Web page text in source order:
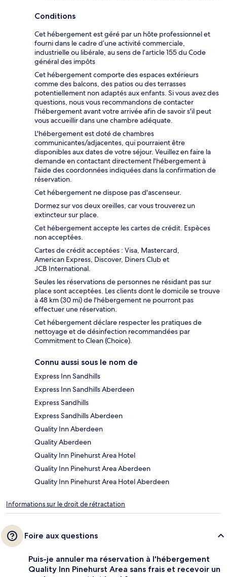
Conditions
Cet hébergement est géré par un hôte professionnel et
fourni dans le cadre d’une activité commerciale,
industrielle ou libérale, au sens de l’article 155 du Code
général des impôts
Cet hébergement comporte des espaces extérieurs
comme des balcons, des patios ou des terrasses
potentiellement non adaptés aux enfants. Si vous avez des
questions, nous vous recommandons de contacter
l'hébergement avant votre arrivée afin de savoir s'il peut
vous accueillir dans une chambre adéquate.
L'hébergement est doté de chambres
communicantes/adjacentes, qui pourraient être
disponibles aux dates de votre séjour. Veuillez en faire la
demande en contactant directement l'hébergement à
l'aide des coordonnées indiquées dans la confirmation de
réservation.
Cet hébergement ne dispose pas d'ascenseur.
Dormez sur vos deux oreilles, car vous trouverez un
extincteur sur place.
Cet hébergement accepte les cartes de crédit. Espèces
non acceptées.
Cartes de crédit acceptées : Visa, Mastercard,
American Express, Discover, Diners Club et
JCB International.
Seules les réservations de personnes ne résidant pas sur
place sont acceptées. Les clients dont le domicile se trouve
à 48 km (30 mi) de l'hébergement ne pourront pas
effectuer une réservation.
Cet hébergement déclare respecter les pratiques de
nettoyage et de désinfection recommandées par
Commitment to Clean (Choice).
Connu aussi sous le nom de
Express Inn Sandhills
Express Inn Sandhills Aberdeen
Express Sandhills
Express Sandhills Aberdeen
Quality Inn Aberdeen
Quality Aberdeen
Quality Inn Pinehurst Area Hotel
Quality Inn Pinehurst Area Aberdeen
Quality Inn Pinehurst Area Hotel Aberdeen
Informations sur le droit de rétractation
Foire aux questions
Puis-je annuler ma réservation à l'hébergement
Quality Inn Pinehurst Area sans frais et recevoir un